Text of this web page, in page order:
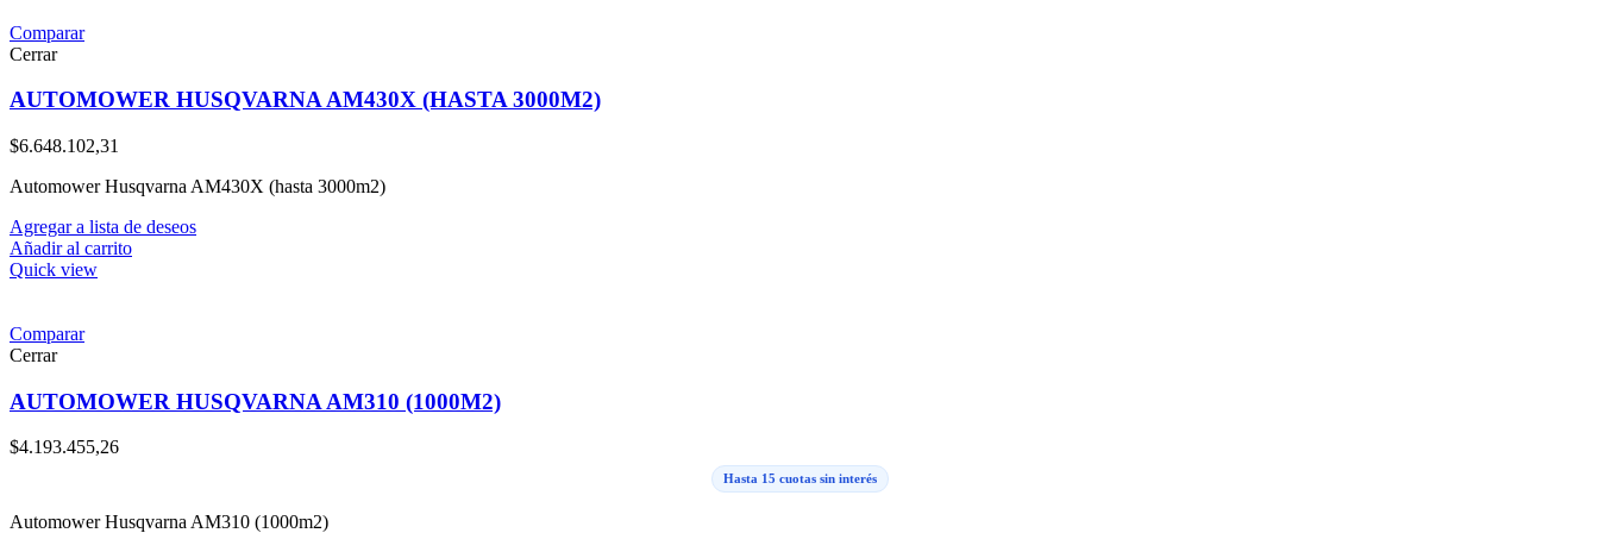
Comparar
Cerrar
AUTOMOWER HUSQVARNA AM430X (HASTA 3000M2)
$6.648.102,31
Automower Husqvarna AM430X (hasta 3000m2)
Agregar a lista de deseos
Añadir al carrito
Quick view
Comparar
Cerrar
AUTOMOWER HUSQVARNA AM310 (1000M2)
$4.193.455,26
Hasta 15 cuotas sin interés
Automower Husqvarna AM310 (1000m2)